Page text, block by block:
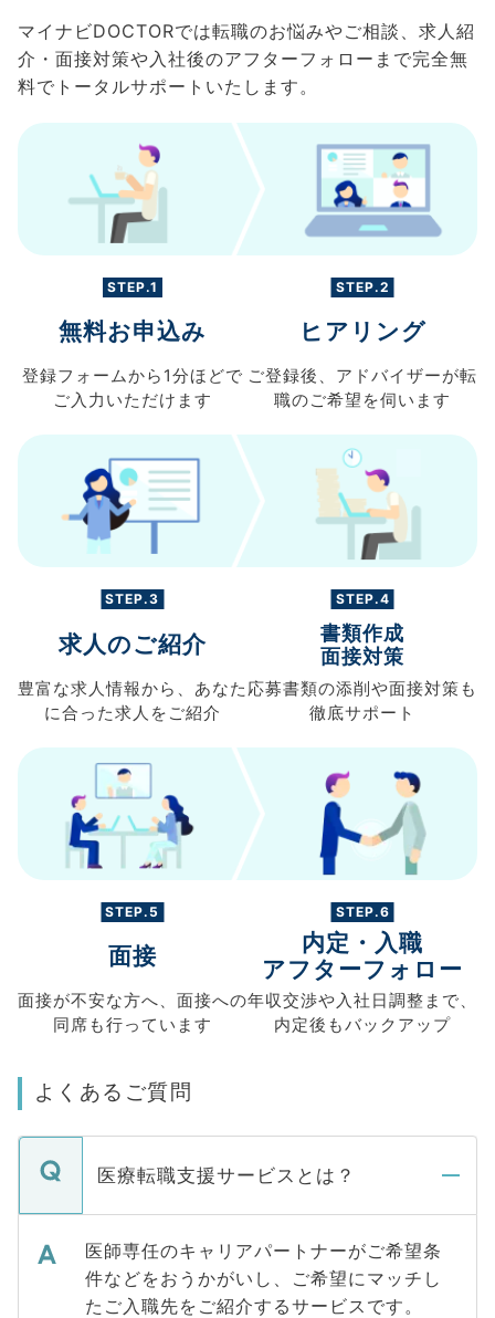
マイナビDOCTORでは転職のお悩みやご相談、求人紹
介・面接対策や入社後のアフターフォローまで完全無
料でトータルサポートいたします。
STEP.1
無料お申込み
登録フォームから 1分ほどで
ご入力 いただけます
STEP.2
ヒアリング
ご登録後、 アドバイザーが転
職のご希望を伺います
STEP.3
求人のご紹介
豊富な求人情報から、 あなた
に合った求人を ご紹介
STEP.4
書類作成
面接対策
応募書類の添削や面接対策も
徹底サポート
STEP.5
面接
面接が不安な方へ、 面接への
同席も行っています
STEP.6
内定・入職
アフターフォロー
年収交渉や入社日調整まで、
内定後もバックアップ
よくあるご質問
医療転職支援サービスとは？
医師専任のキャリアパートナーがご希望条
件などをおうかがいし、ご希望にマッチし
たご入職先をご紹介するサービスです。